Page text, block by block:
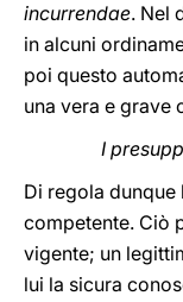
incurrendae. Nel
in alcuni
poi questo
una vera e grave
I
Di regola
competente. Ciò
vigente; un
lui la sicura